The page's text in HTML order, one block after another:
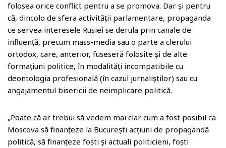
folosea orice conflict pentru a se promova. Dar și pentru
că, dincolo de sfera activității parlamentare, propaganda
ce servea interesele Rusiei se derula prin canale de
influență, precum mass-media sau o parte a clerului
ortodox, care, anterior, fuseseră folosite și de alte
formațiuni politice, în modalități incompatibile cu
deontologia profesională (în cazul jurnaliștilor) sau cu
angajamentul bisericii de neimplicare politică.
„Poate că ar trebui să vedem mai clar cum a fost posibil ca
Moscova să finanțeze la București acțiuni de propagandă
politică, să finanțeze foști și actuali politicieni, foști